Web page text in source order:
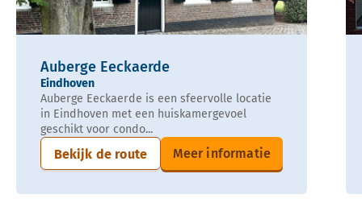
Auberge Eeckaerde
Eindhoven
Auberge Eeckaerde is een sfeervolle locatie
in Eindhoven met een huiskamergevoel
geschikt voor condo...
Bekijk de route Meer informatie